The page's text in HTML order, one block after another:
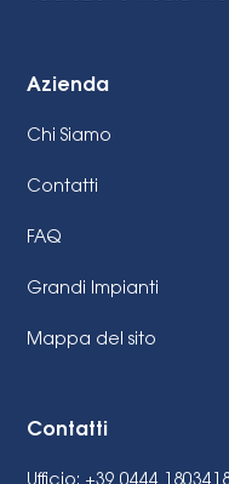
Azienda
Chi Siamo
Contatti
FAQ
Grandi Impianti
Mappa del sito
Contatti